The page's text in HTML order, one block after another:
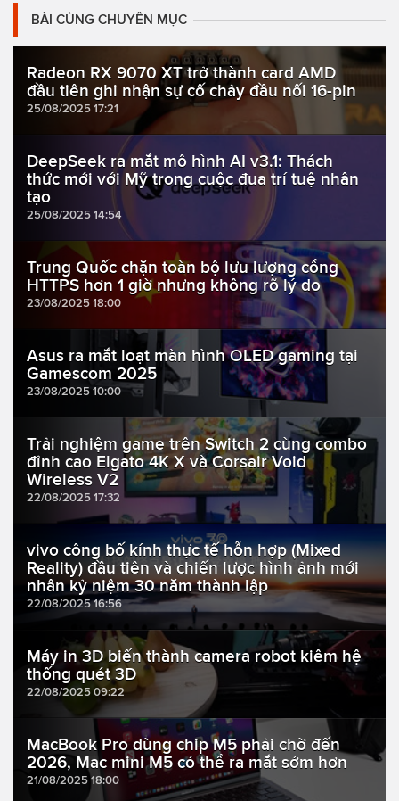
BÀI CÙNG CHUYÊN MỤC
Radeon RX 9070 XT trở thành card AMD
đầu tiên ghi nhận sự cố chảy đầu nối 16-pin
25/08/2025 17:21
DeepSeek ra mắt mô hình AI v3.1: Thách
thức mới với Mỹ trong cuộc đua trí tuệ nhân
tạo
25/08/2025 14:54
Trung Quốc chặn toàn bộ lưu lượng cổng
HTTPS hơn 1 giờ nhưng không rõ lý do
23/08/2025 18:00
Asus ra mắt loạt màn hình OLED gaming tại
Gamescom 2025
23/08/2025 10:00
Trải nghiệm game trên Switch 2 cùng combo
đỉnh cao Elgato 4K X và Corsair Void
Wireless V2
22/08/2025 17:32
vivo công bố kính thực tế hỗn hợp (Mixed
Reality) đầu tiên và chiến lược hình ảnh mới
nhân kỷ niệm 30 năm thành lập
22/08/2025 16:56
Máy in 3D biến thành camera robot kiêm hệ
thống quét 3D
22/08/2025 09:22
MacBook Pro dùng chip M5 phải chờ đến
2026, Mac mini M5 có thể ra mắt sớm hơn
21/08/2025 18:00